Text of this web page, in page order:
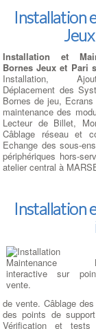
de la nappe du
généralement,
lorsque les
diagnostiquées
gouttes d'eau,
clavier défectueux
votre ordinateur
être aucun problème
votre ordinateur
problème logiciel.
s’il existe un
portable à partir
MARSEILLE-6E Si
problème sous
de clavier
Réparateur Ordi
Réparation
thermique sur Pc
ventilateur de votre
portable ou du
transfert thermique
sembler anodin,
Installation
Installation et
Bornes Jeux et Pari
Installation,
Déplacement des
Bornes de jeu,
maintenance des
Lecteur de Billet,
Câblage réseau et
Echange des sous-
périphériques hors-
atelier central à
Installation
de vente. Câblage
des points de
Vérification et tests